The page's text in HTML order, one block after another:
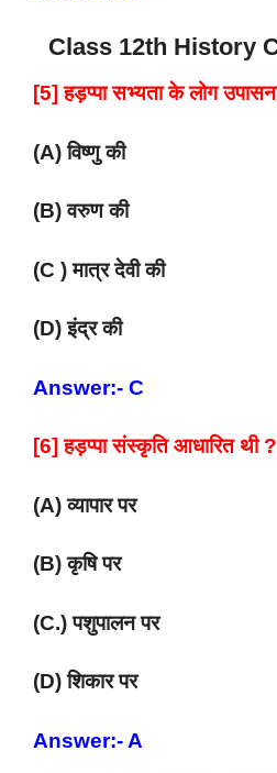
Class 12th History
[5] हड़प्पा सभ्यता के लोग
(A) विष्णु की
(B) वरुण की
(C ) मात्र देवी की
(D) इंद्र की
Answer:- C
[6] हड़प्पा संस्कृति आधारित थी ?
(A) व्यापार पर
(B) कृषि पर
(C.) पशुपालन पर
(D) शिकार पर
Answer:- A